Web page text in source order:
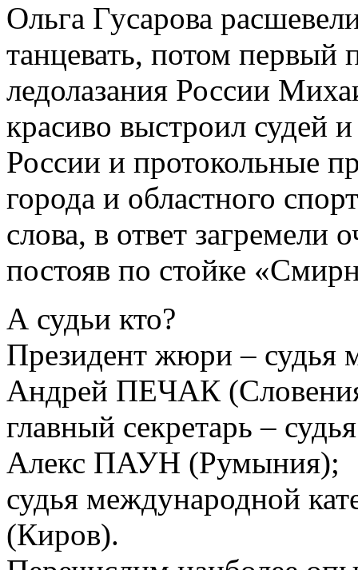
Ольга Гусарова
танцевать, потом первый
ледолазания России
красиво выстроил судей
России и протокольные
города и областного
слова, в ответ
постояв по стойке
А судьи кто?
Президент жюри – судья
Андрей ПЕЧАК
главный секретарь –
Алекс ПАУН (Румыния);
судья международной
(Киров).